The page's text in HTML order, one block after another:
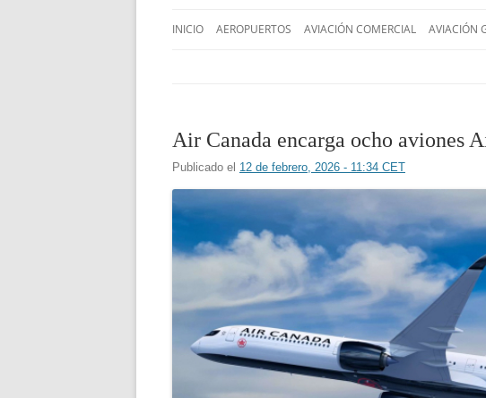
INICIO AEROPUERTOS AVIACIÓN COMERCIAL AVIACIÓN
Air Canada encarga ocho aviones
Publicado el 12 de febrero, 2026 - 11:34 CET